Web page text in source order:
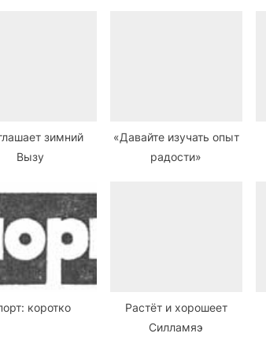
зимний
Вызу
«Давайте изучать опыт
радости»
коротко
Растёт и хорошеет
Силламяэ